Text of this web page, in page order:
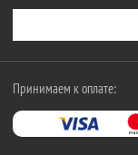
Принимаем к оплате: